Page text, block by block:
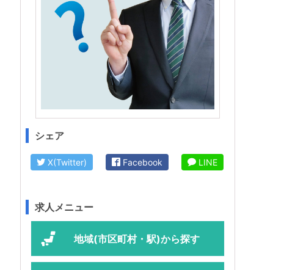
シェア
X(Twitter) Facebook LINE
求人メニュー
地域(市区町村・駅)から探す